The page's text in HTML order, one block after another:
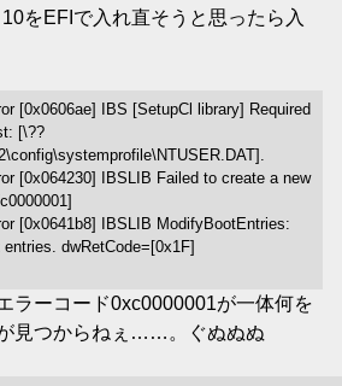
をEFIで入れ直そうと思ったら入
[0x0606ae] IBS [SetupCl library] Required
[\??
[0x064230] IBSLIB Failed to create a new
[0x0641b8] IBSLIB ModifyBootEntries:
dwRetCode=[0x1F]
ラーコード0xc0000001が一体何を
見つからねぇ……。ぐぬぬぬ